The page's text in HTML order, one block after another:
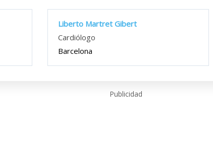
Liberto Martret Gibert
Cardiólogo
Barcelona
Publicidad